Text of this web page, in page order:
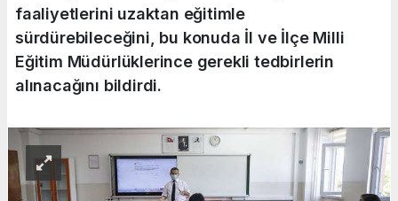
faaliyetlerini uzaktan eğitimle
sürdürebileceğini, bu konuda İl ve İlçe Milli
Eğitim Müdürlüklerince gerekli tedbirlerin
alınacağını bildirdi.